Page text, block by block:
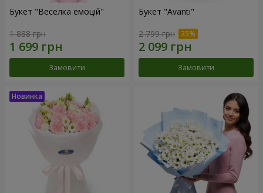
Букет "Веселка емоцій"
1 888 грн
Замовити
Букет "Avanti"
2 799 грн
Замовити